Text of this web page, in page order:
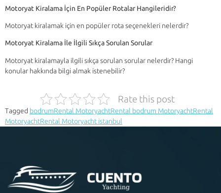
Motoryat Kiralama İçin En Popüler Rotalar Hangileridir?
Motoryat kiralamak için en popüler rota seçenekleri nelerdir?
Motoryat Kiralama İle İlgili Sıkça Sorulan Sorular
Motoryat kiralamayla ilgili sıkça sorulan sorular nelerdir? Hangi
konular hakkında bilgi almak istenebilir?
Rate this post
Tagged bodrumRental MotoryachtRental bodrum MotoryachtRental
MotoryachtRental Motoryacht istanbul